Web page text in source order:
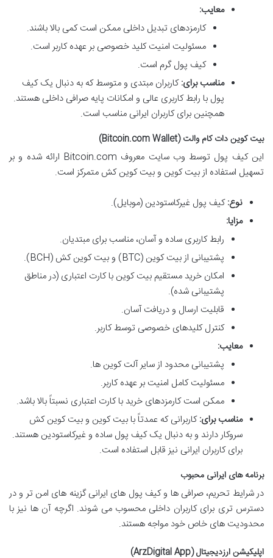
معایب:
کارمزدهای تبدیل داخلی ممکن است کمی بالا باشند.
مسئولیت امنیت کلید خصوصی بر عهده کاربر است.
کیف پول گرم است.
مناسب برای:کاربران مبتدی و متوسط که به دنبال یک کیف
پول با رابط کاربری عالی و امکانات پایه صرافی داخلی هستند.
همچنین برای کاربران ایرانی مناسب است.
بیت کوین دات کام والت (Bitcoin.com Wallet)
این کیف پول توسط وب سایت معروف Bitcoin.com ارائه شده و بر
تسهیل استفاده از بیت کوین و بیت کوین کش متمرکز است.
نوع:کیف پول غیرکاستودین (موبایل).
مزایا:
رابط کاربری ساده و آسان، مناسب برای مبتدیان.
پشتیبانی از بیت کوین (BTC) و بیت کوین کش (BCH).
امکان خرید مستقیم بیت کوین با کارت اعتباری (در مناطق
پشتیبانی شده).
قابلیت ارسال و دریافت آسان.
کنترل کلیدهای خصوصی توسط کاربر.
معایب:
پشتیبانی محدود از سایر آلت کوین ها.
مسئولیت کامل امنیت بر عهده کاربر.
ممکن است کارمزدهای خرید با کارت اعتباری نسبتاً بالا باشد.
مناسب برای:کاربرانی که عمدتاً با بیت کوین و بیت کوین کش
سروکار دارند و به دنبال یک کیف پول ساده و غیرکاستودین هستند.
برای کاربران ایرانی نیز قابل استفاده است.
برنامه های ایرانی محبوب
در شرایط تحریم، صرافی ها و کیف پول های ایرانی گزینه های امن تر و در
دسترس تری برای کاربران داخلی محسوب می شوند. اگرچه آن ها نیز با
محدودیت های خاص خود مواجه هستند.
اپلیکیشن ارزدیجیتال (ArzDigital App)